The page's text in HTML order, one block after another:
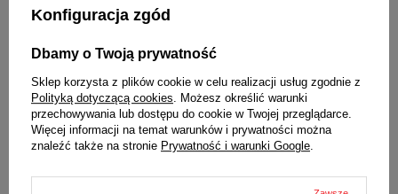
Pozłacana. Złocenie metodą PVD / PDP
ZAPIĘCIE
Pełne, zamknięte
ZAPIĘCIE
Z możliwością regulacji
Zakręcany dekielek zwiększający szczelność zegarka
Konfiguracja zgód
Dbamy o Twoją prywatność
Sklep korzysta z plików cookie w celu realizacji usług zgodnie z
Polityką dotyczącą cookies . Możesz określić warunki
przechowywania lub dostępu do cookie w Twojej przeglądarce.
Więcej informacji na temat warunków i prywatności można
znaleźć także na stronie Prywatność i warunki Google